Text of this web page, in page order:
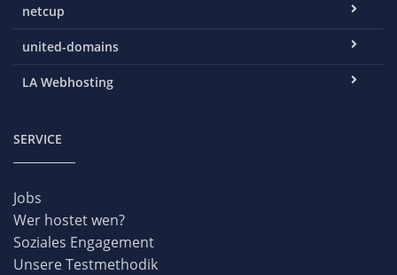
netcup
united-domains
LA Webhosting
SERVICE
Jobs
Wer hostet wen?
Soziales Engagement
Unsere Testmethodik